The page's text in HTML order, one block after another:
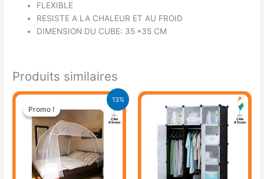
FLEXIBLE
RESISTE A LA CHALEUR ET AU FROID
DIMENSION DU CUBE: 35 *35 CM
Produits similaires
13%
Promo !
Promo !
Le
prix
initial
était :
17.900 CFA.
Le
actuel
est :
15.500 CFA.